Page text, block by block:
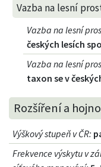
Vazba na lesní
Vazba na lesní
českých lesích
Vazba na lesní
taxon se v
Rozšíření a
Výškový stupeň v ČR:
Frekvence výskytu v